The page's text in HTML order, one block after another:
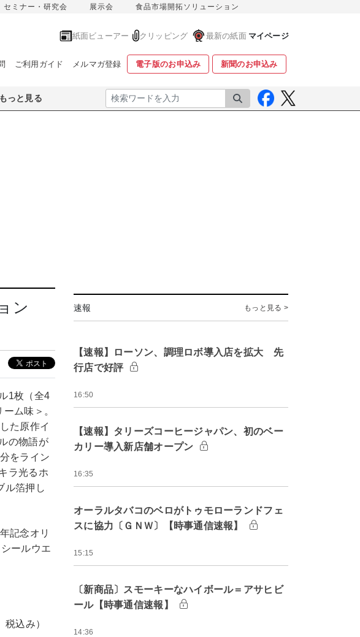
セミナー・研究会 展示会 食品市場開拓ソリューション
紙面ビューアー クリッピング 最新の紙面 マイページ
ご利用ガイド メルマガ登録 電子版のお申込み 新聞のお申込み
もっと見る 検索
ン
1枚（全4
ム味＞。
た原作イ
の物語が
をライン
ラ光るホ
ル箔押し
記念オリ
ールウエ
込み）
速報 もっと見る >
【速報】ローソン、調理ロボ導入店を拡大 先
行店で好評
16:50
【速報】タリーズコーヒージャパン、初のベー
カリー導入新店舗オープン
16:35
オーラルタバコのベロがトゥモローランドフェ
スに協力〔ＧＮＷ〕【時事通信速報】
15:15
〔新商品〕スモーキーなハイボール＝アサヒビ
ール【時事通信速報】
14:36